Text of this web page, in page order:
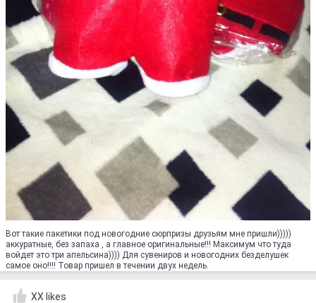
Вот такие пакетики под новогодние сюрпризы друзьям мне пришли)))))
аккуратные, без запаха , а главное оригинальные!!! Максимум что туда
войдет это три апельсина)))) Для сувениров и новогодних безделушек
самое оно!!!! Товар пришел в течении двух недель.
XX likes